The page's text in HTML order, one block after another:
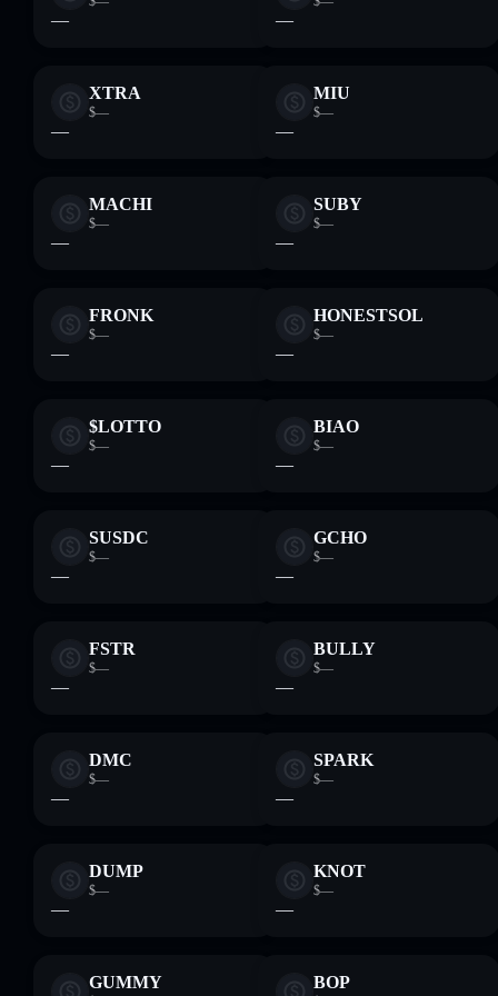
— —
XTRA
$—
—
MIU
$—
—
MACHI
$—
—
SUBY
$—
—
FRONK
$—
—
HONESTSOL
$—
—
$LOTTO
$—
—
BIAO
$—
—
SUSDC
$—
—
GCHO
$—
—
FSTR
$—
—
BULLY
$—
—
DMC
$—
—
SPARK
$—
—
DUMP
$—
—
KNOT
$—
—
GUMMY BOP